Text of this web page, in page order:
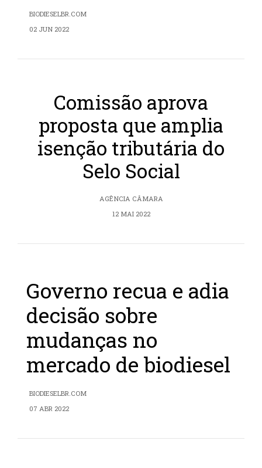
BIODIESELBR.COM
02 JUN 2022
Comissão aprova
proposta que amplia
isenção tributária do
Selo Social
AGÊNCIA CÂMARA
12 MAI 2022
Governo recua e adia
decisão sobre
mudanças no
mercado de biodiesel
BIODIESELBR.COM
07 ABR 2022